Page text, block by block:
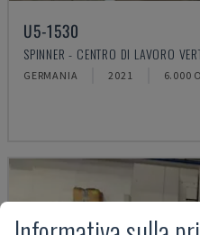
U5-1530
SPINNER - CENTRO DI LAVORO
GERMANIA 2021 6.000